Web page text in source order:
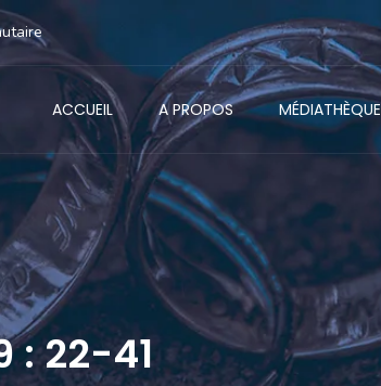
ACCUEIL A PROPOS MÉDIATHÈQUE
: 22-41